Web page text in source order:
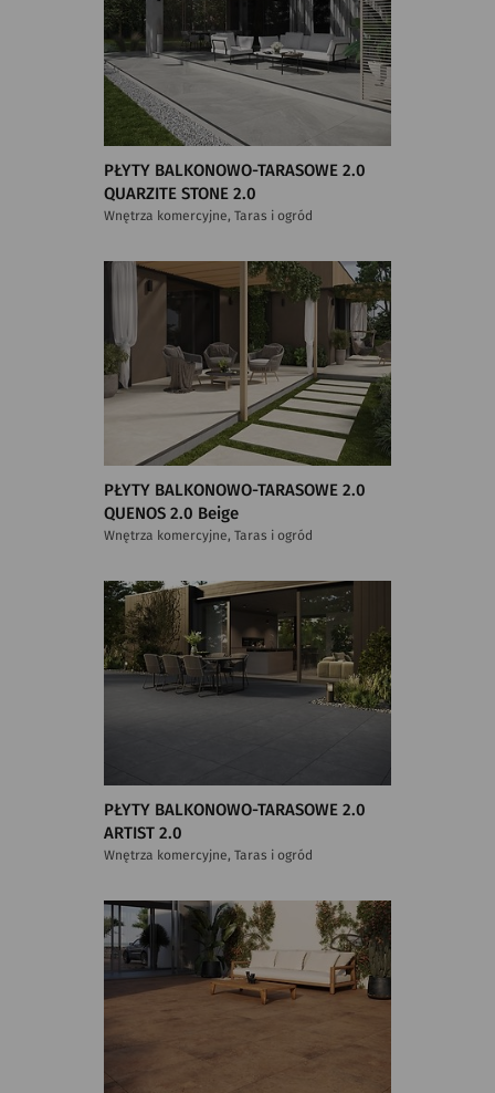
PŁYTY BALKONOWO-TARASOWE 2.0
QUARZITE STONE 2.0
Wnętrza komercyjne, Taras i ogród
PŁYTY BALKONOWO-TARASOWE 2.0
QUENOS 2.0 Beige
Wnętrza komercyjne, Taras i ogród
PŁYTY BALKONOWO-TARASOWE 2.0
ARTIST 2.0
Wnętrza komercyjne, Taras i ogród